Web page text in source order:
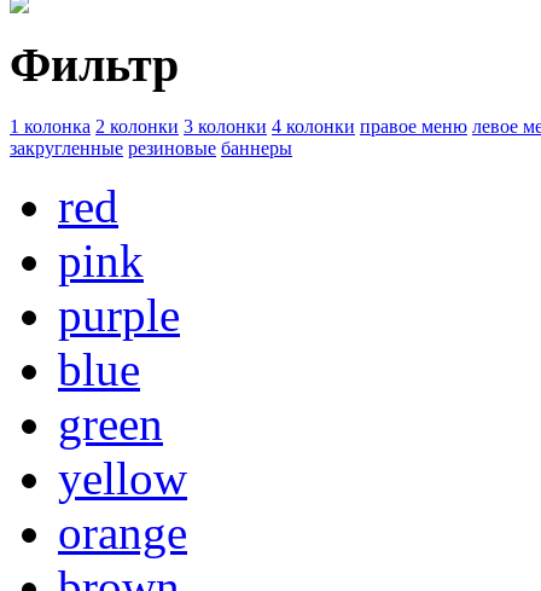
Фильтр
1 колонка 2 колонки 3 колонки 4 колонки правое меню левое
закругленные резиновые баннеры
red
pink
purple
blue
green
yellow
orange